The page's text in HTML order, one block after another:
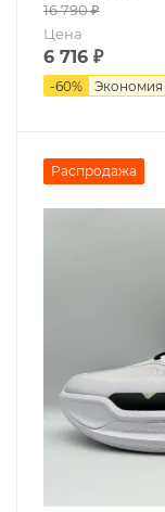
16 790₽
Цена
6 716 ₽
-60% Экономия
Распродажа